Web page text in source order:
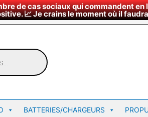
de cas sociaux qui commandent
📈 Je crains le moment où il
¤Horaires du
BATTERIES/CHARGEURS